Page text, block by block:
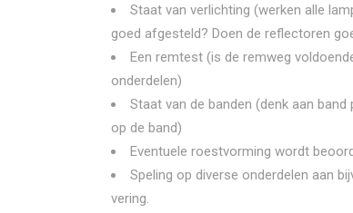
Staat van verlichting (werken alle
goed afgesteld? Doen de reflectoren
Een remtest (is de remweg
onderdelen)
Staat van de banden (denk aan
op de band)
Eventuele roestvorming wordt
Speling op diverse onderdelen aan
vering.